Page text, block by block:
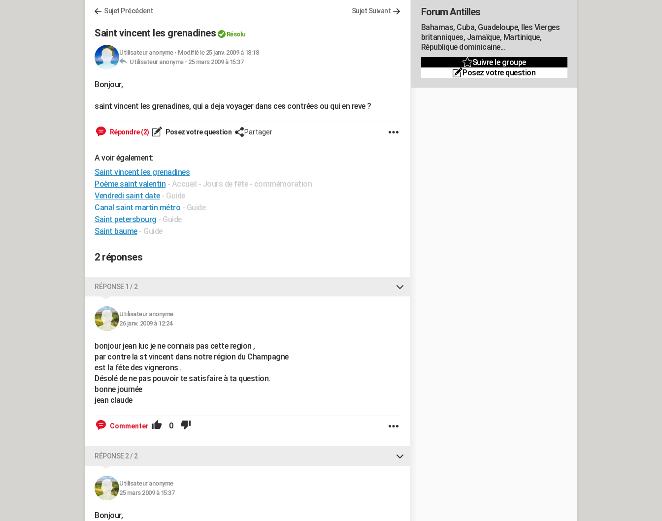
Sujet Précédent Sujet Suivant
Saint vincent les grenadines Résolu
Utilisateur anonyme- Modifié le 25 janv. 2009 à 18:18
Utilisateur anonyme - 25 mars 2009 à 15:37
Bonjour,
saint vincent les grenadines, qui a deja voyager dans ces contrées ou qui en reve ?
Répondre (2) Posez votre question Partager
A voir également:
Saint vincent les grenadines
Poème saint valentin - Accueil - Jours de fête - commémoration
Vendredi saint date - Guide
Canal saint martin métro - Guide
Saint petersbourg - Guide
Saint baume - Guide
2 réponses
RÉPONSE 1 / 2
Utilisateur anonyme
26 janv. 2009 à 12:24
bonjour jean luc je ne connais pas cette region ,
par contre la st vincent dans notre région du Champagne
est la féte des vignerons .
Désolé de ne pas pouvoir te satisfaire à ta question.
bonne journée
jean claude
Commenter 0
RÉPONSE 2 / 2
Utilisateur anonyme
25 mars 2009 à 15:37
Bonjour,
Forum Antilles
Bahamas, Cuba, Guadeloupe, Iles Vierges
britanniques, Jamaïque, Martinique,
République dominicaine...
Suivre le groupe
Posez votre question